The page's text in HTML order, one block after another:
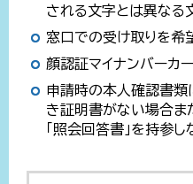
される文字とは異なる
窓口での受け取りを希
顔認証マイナンバーカ
申請時の本人確認書類
き証明書がない場合ま
「照会回答書」を持参